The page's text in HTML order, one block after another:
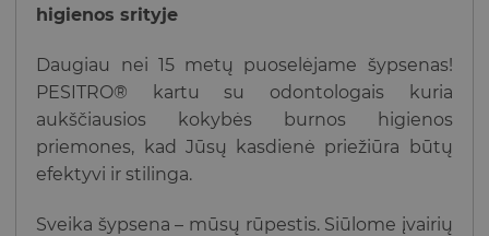
higienos srityje
Daugiau nei 15 metų puoselėjame šypsenas!
PESITRO® kartu su odontologais kuria
aukščiausios kokybės burnos higienos
priemones, kad Jūsų kasdienė priežiūra būtų
efektyvi ir stilinga.
Sveika šypsena – mūsų rūpestis. Siūlome įvairių